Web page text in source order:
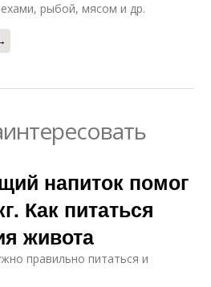
рыбой, мясом и др.
напиток помог
Как питаться
живота
правильно питаться и